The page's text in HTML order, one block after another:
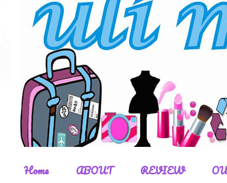
Home ABOUT REVIEW